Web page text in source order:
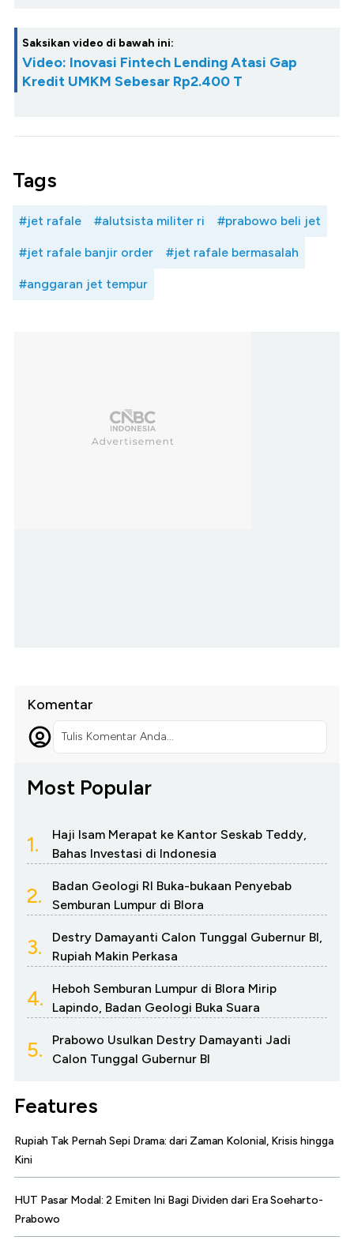
Saksikan video di bawah ini:
Video: Inovasi Fintech Lending Atasi Gap
Kredit UMKM Sebesar Rp2.400 T
Tags
#jet rafale #alutsista militer ri #prabowo beli jet
#jet rafale banjir order #jet rafale bermasalah
#anggaran jet tempur
Komentar
Tulis Komentar Anda...
Most Popular
1.
Haji Isam Merapat ke Kantor Seskab Teddy,
Bahas Investasi di Indonesia
2.
Badan Geologi RI Buka-bukaan Penyebab
Semburan Lumpur di Blora
3.
Destry Damayanti Calon Tunggal Gubernur BI,
Rupiah Makin Perkasa
4.
Heboh Semburan Lumpur di Blora Mirip
Lapindo, Badan Geologi Buka Suara
5.
Prabowo Usulkan Destry Damayanti Jadi
Calon Tunggal Gubernur BI
Features
Rupiah Tak Pernah Sepi Drama: dari Zaman Kolonial, Krisis hingga
Kini
HUT Pasar Modal: 2 Emiten Ini Bagi Dividen dari Era Soeharto-
Prabowo